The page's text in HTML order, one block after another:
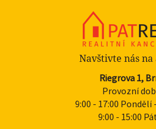
Navštivte nás na
Riegrova 1,
Provozní
9:00 - 17:00
9:00 - 15:00